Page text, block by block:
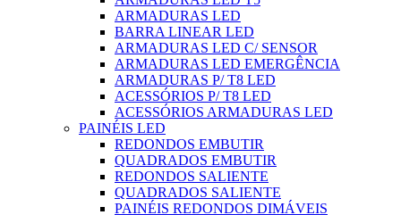
ARMADURAS LED
BARRA LINEAR LED
ARMADURAS LED C/ SENSOR
ARMADURAS LED EMERGÊNCIA
ARMADURAS P/ T8 LED
ACESSÓRIOS P/ T8 LED
ACESSÓRIOS ARMADURAS LED
PAINÉIS LED
REDONDOS EMBUTIR
QUADRADOS EMBUTIR
REDONDOS SALIENTE
QUADRADOS SALIENTE
PAINÉIS REDONDOS DIMÁVEIS